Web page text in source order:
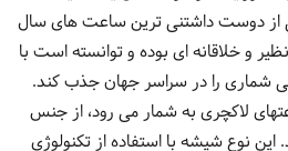
دوست داشتنی ترین ساعت های سال
و خلاقانه ای بوده و توانسته است با
شماری را در سراسر جهان جذب کند.
لاکچری به شمار می رود، از جنس
نوع شیشه با استفاده از تکنولوژی